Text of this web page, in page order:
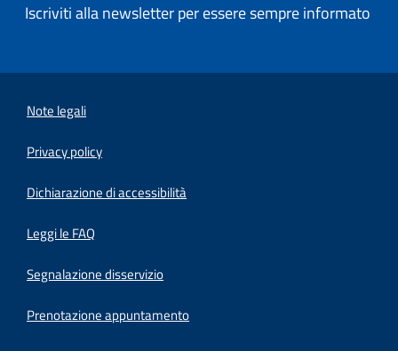
Iscriviti alla newsletter per essere sempre informato
Note legali
Privacy policy
Dichiarazione di accessibilità
Leggi le FAQ
Segnalazione disservizio
Prenotazione appuntamento